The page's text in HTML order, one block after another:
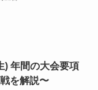
) 年間の大会要項
を解説〜